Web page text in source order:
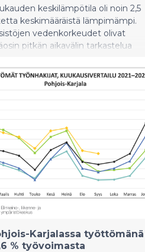
keskilämpötila oli noin 2,5
keskimääräistä lämpimämpi.
vedenkorkeudet olivat
pitkän aikavälin tarkastelua
kuun loppuun saakka
keskiarvoa korkeammalla.
Karjalassa työttömänä
% työvoimasta